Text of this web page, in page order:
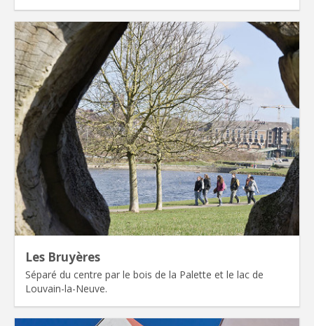
Les Bruyères
Séparé du centre par le bois de la Palette et le lac de
Louvain-la-Neuve.